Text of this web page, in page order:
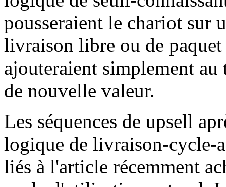
pousseraient le chariot sur
livraison libre ou de
ajouteraient simplement
de nouvelle valeur.
Les séquences de upsell
logique de livraison-cycle-
liés à l'article récemment